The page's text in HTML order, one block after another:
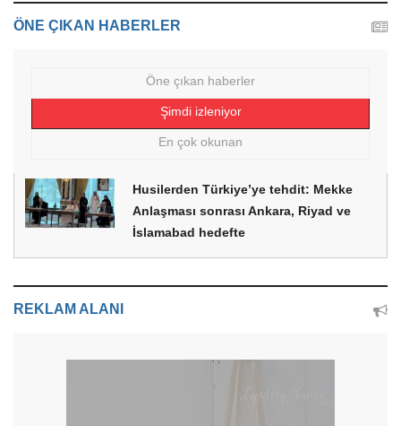
ÖNE ÇIKAN HABERLER
Öne çıkan haberler
Şimdi izleniyor
En çok okunan
Husilerden Türkiye’ye tehdit: Mekke
Anlaşması sonrası Ankara, Riyad ve
İslamabad hedefte
REKLAM ALANI